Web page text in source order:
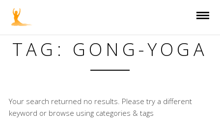
TAG: GONG-YOGA
Your search returned no results. Please try a different
keyword or browse using categories & tags